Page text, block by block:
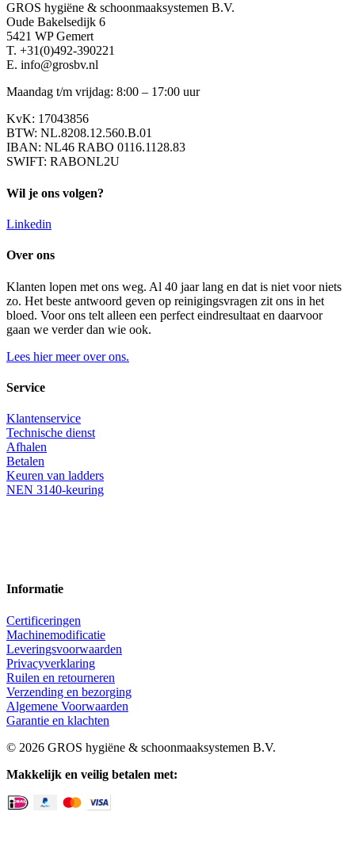
GROS hygiëne & schoonmaaksystemen B.V.
Oude Bakelsedijk 6
5421 WP Gemert
T. +31(0)492-390221
E. info@grosbv.nl
Maandag t/m vrijdag: 8:00 – 17:00 uur
KvK: 17043856
BTW: NL.8208.12.560.B.01
IBAN: NL46 RABO 0116.1128.83
SWIFT: RABONL2U
Wil je ons volgen?
Linkedin
Over ons
Klanten lopen met ons weg. Al 40 jaar lang en dat is niet voor niets
zo. Het beste antwoord geven op reinigingsvragen zit ons in het
bloed. Voor ons telt alleen een perfect eindresultaat en daarvoor
gaan we verder dan wie ook.
Lees hier meer over ons.
Service
Klantenservice
Technische dienst
Afhalen
Betalen
Keuren van ladders
NEN 3140-keuring
Informatie
Certificeringen
Machinemodificatie
Leveringsvoorwaarden
Privacyverklaring
Ruilen en retourneren
Verzending en bezorging
Algemene Voorwaarden
Garantie en klachten
© 2026 GROS hygiëne & schoonmaaksystemen B.V.
Makkelijk en veilig betalen met: